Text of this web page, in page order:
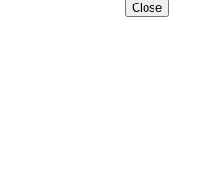
Close